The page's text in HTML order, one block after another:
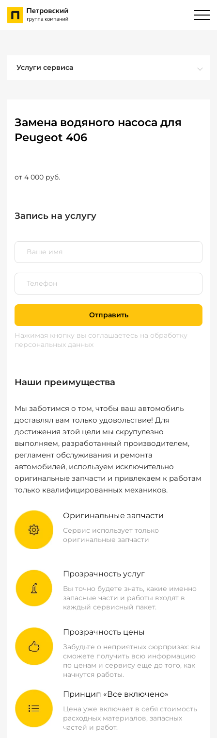
Услуги сервиса
Замена водяного насоса для
Peugeot 406
от 4 000 руб.
Запись на услугу
Отправить
Нажимая кнопку вы соглашаетесь на обработку
персональных данных
Наши преимущества
Мы заботимся о том, чтобы ваш автомобиль
доставлял вам только удовольствие! Для
достижения этой цели мы скрупулезно
выполняем, разработанный производителем,
регламент обслуживания и ремонта
автомобилей, используем исключительно
оригинальные запчасти и привлекаем к работам
только квалифицированных механиков.
Оригинальные запчасти
Сервис использует только
оригинальные запчасти
Прозрачность услуг
Вы точно будете знать, какие именно
запасные части и работы входят в
каждый сервисный пакет.
Прозрачность цены
Забудьте о неприятных сюрпризах: вы
сможете получить всю информацию
по ценам и сервису еще до того, как
начнутся работы.
Принцип «Все включено»
Цена уже включает в себя стоимость
расходных материалов, запасных
частей и работ.